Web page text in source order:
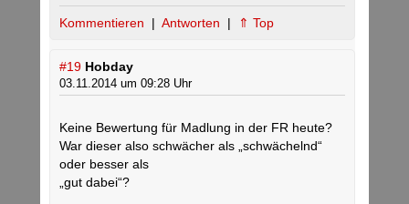
Kommentieren | Antworten | ⇑ Top
#19 Hobday
03.11.2014 um 09:28 Uhr
Keine Bewertung für Madlung in der FR heute?
War dieser also schwächer als „schwächelnd“
oder besser als
„gut dabei“?